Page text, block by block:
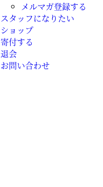
メルマガ登録する
スタッフになりたい
ショップ
寄付する
退会
お問い合わせ